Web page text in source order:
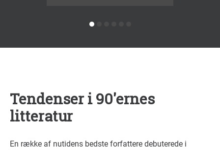
Tendenser i 90'ernes
litteratur
En række af nutidens bedste forfattere debuterede i